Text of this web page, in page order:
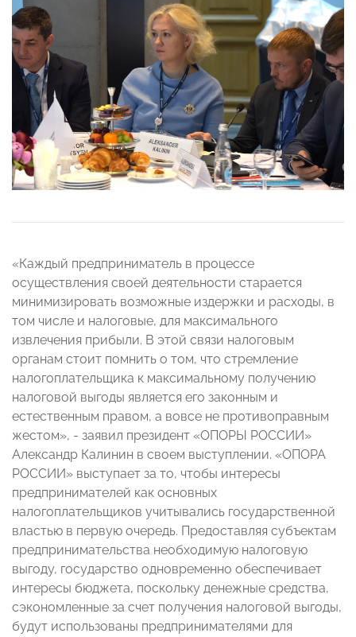
«Каждый предприниматель в процессе
осуществления своей деятельности старается
минимизировать возможные издержки и расходы, в
том числе и налоговые, для максимального
извлечения прибыли. В этой связи налоговым
органам стоит помнить о том, что стремление
налогоплательщика к максимальному получению
налоговой выгоды является его законным и
естественным правом, а вовсе не противоправным
жестом», - заявил президент «ОПОРЫ РОССИИ»
Александр Калинин в своем выступлении. «ОПОРА
РОССИИ» выступает за то, чтобы интересы
предпринимателей как основных
налогоплательщиков учитывались государственной
властью в первую очередь. Предоставляя субъектам
предпринимательства необходимую налоговую
выгоду, государство одновременно обеспечивает
интересы бюджета, поскольку денежные средства,
сэкономленные за счет получения налоговой выгоды,
будут использованы предпринимателями для